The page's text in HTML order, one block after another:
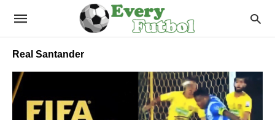
Real Santander